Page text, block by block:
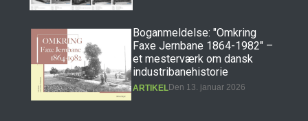
Boganmeldelse: "Omkring
Faxe Jernbane 1864-1982" –
et mesterværk om dansk
industribanehistorie
ARTIKELDen 13. januar 2026